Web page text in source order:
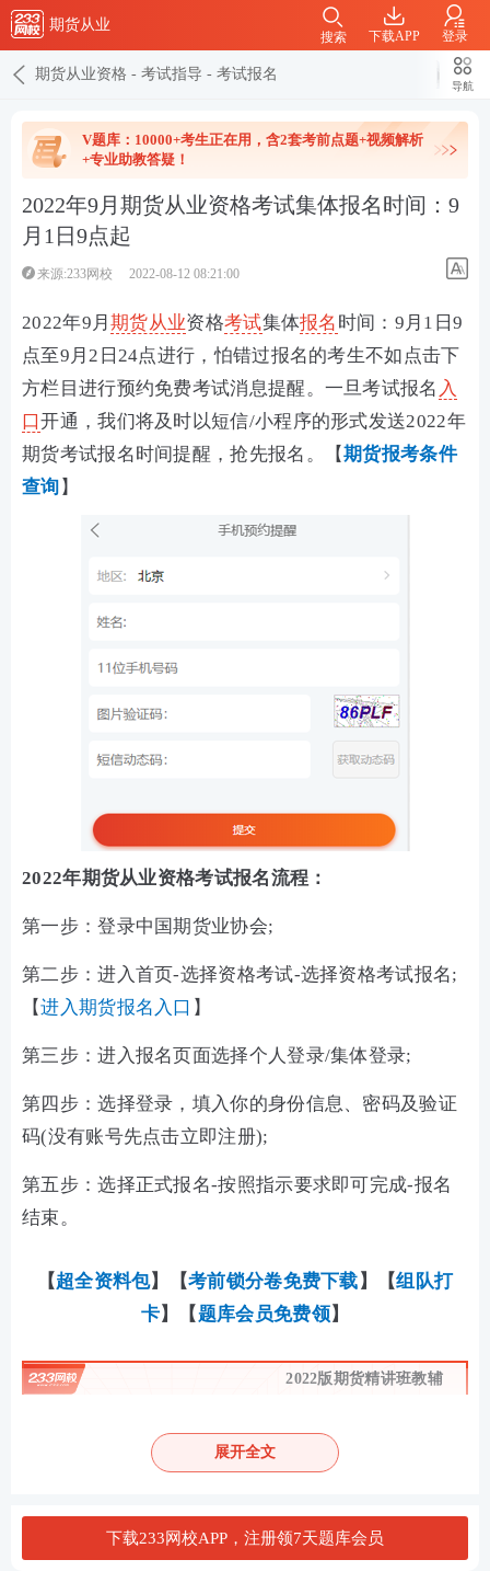
期货从业
下载APP 登录
搜索
期货从业资格 - 考试指导 - 考试报名
导航
V题库：10000+考生正在用，含2套考前点题+视频解析
+专业助教答疑！
2022年9月期货从业资格考试集体报名时间：9
月1日9点起
来源:233网校 2022-08-12 08:21:00
2022年9月期货从业资格考试集体报名 时间：9月1日9
点至9月2日24点进行 ，怕错过报名的考生不如点击下
方栏目进行预约免费考试消息提醒。一旦考试报名 入
口开通，我们将及时以短信/小程序的形式发送2022年
期货考试报名时间提醒，抢先报名。【期货报考条件
查询 】
2022年期货从业资格考试报名流程：
第一步：登录中国期货业协会;
第二步：进入首页-选择资格考试-选择资格考试报名;
【进入期货报名入口 】
第三步：进入报名页面选择个人登录/集体登录;
第四步：选择登录，填入你的身份信息、密码及验证
码(没有账号先点击立即注册);
第五步：选择正式报名-按照指示要求即可完成-报名
结束。
【超全资料包】【考前锁分卷免费下载 】【组队打
卡】 【题库会员免费领】
2022版期货精讲班教辅
展开全文
下载233网校APP，注册领7天题库会员